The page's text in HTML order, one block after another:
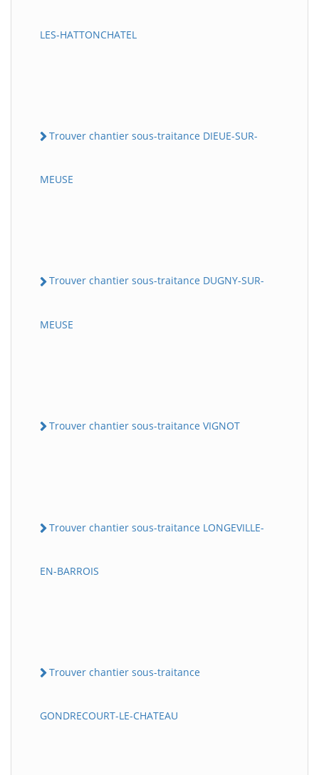
LES-HATTONCHATEL
Trouver chantier sous-traitance DIEUE-SUR-
MEUSE
Trouver chantier sous-traitance DUGNY-SUR-
MEUSE
Trouver chantier sous-traitance VIGNOT
Trouver chantier sous-traitance LONGEVILLE-
EN-BARROIS
Trouver chantier sous-traitance
GONDRECOURT-LE-CHATEAU